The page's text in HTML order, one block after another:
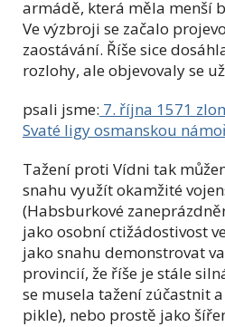
armádě, která měla menší
Ve výzbroji se začalo
zaostávání. Říše sice
rozlohy, ale objevovaly se
psali jsme: 7. října 1571
Svaté ligy osmanskou
Tažení proti Vídni tak
snahu využít okamžité
(Habsburkové
jako osobní ctižádostivost
jako snahu demonstrovat
provincií, že říše je stále
se musela tažení zúčastnit
pikle), nebo prostě jako